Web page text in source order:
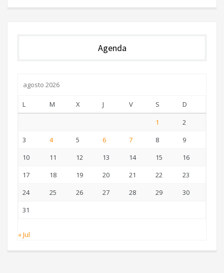
Agenda
agosto 2026
L M X J V S
D
1
2
3
4 5 6 7 8
9
10
11 12 13 14 15
16
17
18 19 20 21 22
23
24
25 26 27 28 29
30
31
« Jul